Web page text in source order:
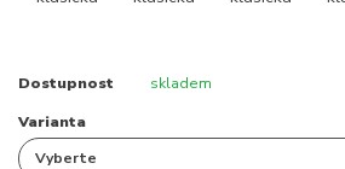
Dostupnost skladem
Varianta